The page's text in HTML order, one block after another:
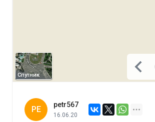
Спутник
PE
petr567
16.06.20